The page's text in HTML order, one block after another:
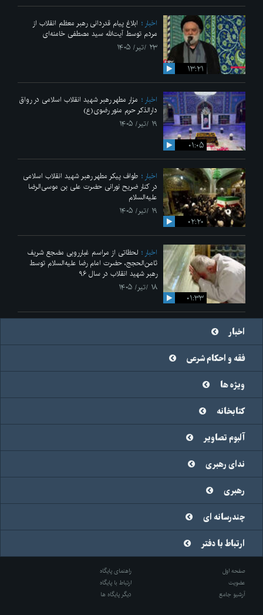
۱۳:۲۱
اخبار
ابلاغ پیام قدردانی رهبر معظم انقلاب از
مردم توسط آیت‌الله سید مصطفی خامنه‌ای
۲۳ /تیر/ ۱۴۰۵
۰۱:۰۵
اخبار
مزار مطهر رهبر شهید انقلاب اسلامی در رواق
دارالذکر حرم منور رضوی(ع)
۱۹ /تیر/ ۱۴۰۵
۰۲:۲۰
اخبار
طواف پیکر مطهر رهبر شهید انقلاب اسلامی
در کنار ضریح نورانی حضرت علی‌ بن موسی‌الرضا
علیه‌السلام
۱۹ /تیر/ ۱۴۰۵
۰۱:۳۳
اخبار
لحظاتی از مراسم غبارروبی مضجع شریف
ثامن‌الحجج، حضرت امام رضا علیه‌السلام توسط
رهبر شهید انقلاب در سال ۹۶
۱۸ /تیر/ ۱۴۰۵
اخبار
فقه و احکام شرعی
ویژه ها
کتابخانه
آلبوم تصاویر
ندای رهبری
رهبری
چندرسانه ای
ارتباط با دفتر
صفحه اول
راهنمای پایگاه
عضویت
ارتباط با پایگاه
آرشیو جامع
دیگر پایگاه ها